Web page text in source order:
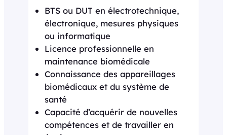
BTS ou DUT en électrotechnique,
électronique, mesures physiques
ou informatique
Licence professionnelle en
maintenance biomédicale
Connaissance des appareillages
biomédicaux et du système de
santé
Capacité d’acquérir de nouvelles
compétences et de travailler en